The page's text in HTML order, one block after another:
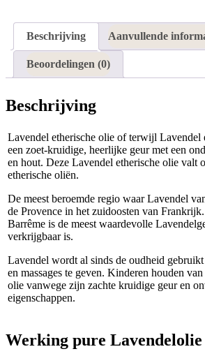
Beschrijving Aanvullende
Beoordelingen (0)
Beschrijving
Lavendel etherische olie of terwijl Lavendel
een zoet-kruidige, heerlijke geur met een
en hout. Deze Lavendel etherische olie valt
etherische oliën.
De meest beroemde regio waar Lavendel
de Provence in het zuidoosten van
Barrême is de meest waardevolle
verkrijgbaar is.
Lavendel wordt al sinds de oudheid gebruikt
en massages te geven. Kinderen houden
olie vanwege zijn zachte kruidige geur en
eigenschappen.
Werking pure Lavendelolie